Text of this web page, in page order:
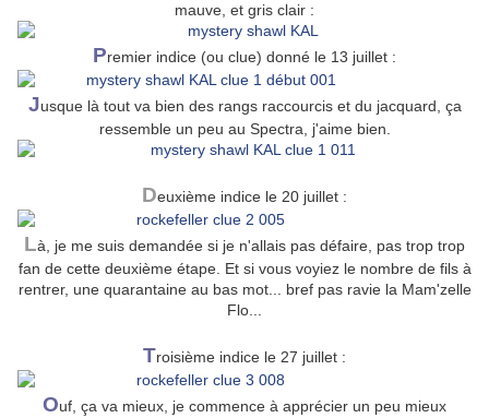
mauve, et gris clair :
Premier indice (ou clue) donné le 13 juillet :
Jusque là tout va bien des rangs raccourcis et du jacquard, ça
ressemble un peu au Spectra, j'aime bien.
Deuxième indice le 20 juillet :
Là, je me suis demandée si je n'allais pas défaire, pas trop trop
fan de cette deuxième étape. Et si vous voyiez le nombre de fils à
rentrer, une quarantaine au bas mot... bref pas ravie la Mam'zelle
Flo...
Troisième indice le 27 juillet :
Ouf, ça va mieux, je commence à apprécier un peu mieux